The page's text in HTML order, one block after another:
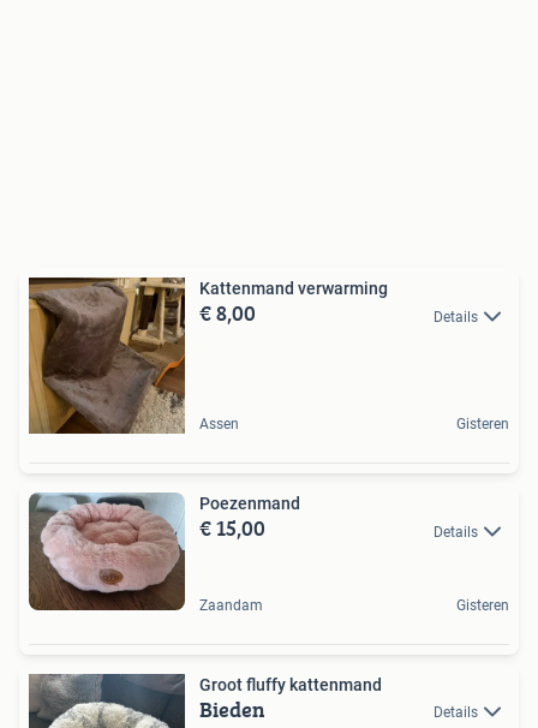
Kattenmand verwarming
€ 8,00 Details
Assen Gisteren
Poezenmand
€ 15,00 Details
Zaandam Gisteren
Groot fluffy kattenmand
Bieden Details